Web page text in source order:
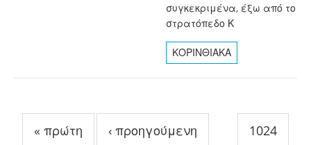
συγκεκριμένα, έξω από το
στρατόπεδο Κ
ΚΟΡΙΝΘΙΑΚΑ
« πρώτη ‹ προηγούμενη 1024